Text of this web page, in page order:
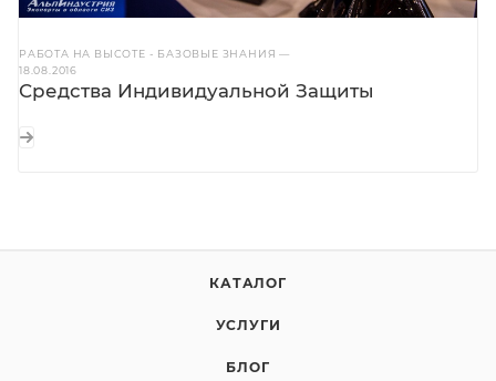
РАБОТА НА ВЫСОТЕ - БАЗОВЫЕ ЗНАНИЯ—
18.08.2016
Средства Индивидуальной Защиты
КАТАЛОГ
УСЛУГИ
БЛОГ